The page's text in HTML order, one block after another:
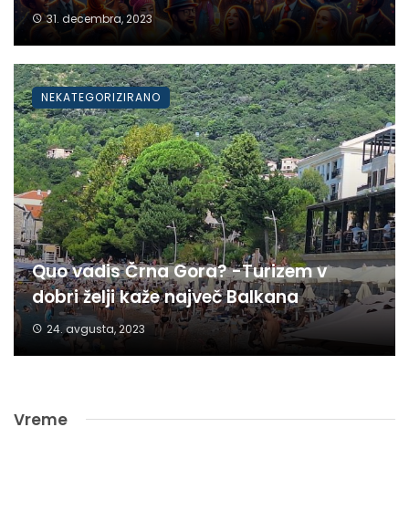
31. decembra, 2023
Quo vadis Črna Gora? -Turizem v
dobri želji kaže največ Balkana
24. avgusta, 2023
NEKATEGORIZIRANO
Vreme